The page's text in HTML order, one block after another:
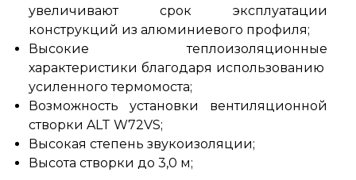
увеличивают срок эксплуатации
конструкций из алюминиевого профиля;
Высокие теплоизоляционные
характеристики благодаря использованию
усиленного термомоста;
Возможность установки вентиляционной
створки ALT W72VS;
Высокая степень звукоизоляции;
Высота створки до 3,0 м;